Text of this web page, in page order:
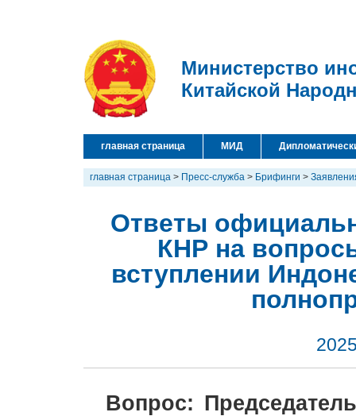
Министерство
Китайской
главная страница МИД
главная страница > Пресс-служба > Брифинги >
Ответы
КНР на
вступлении
Вопрос: